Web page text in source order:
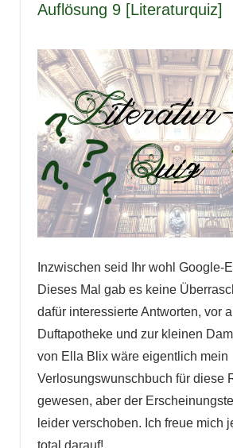
Auflösung 9 [Literaturquiz]
Inzwischen seid Ihr wohl Google-
Dieses Mal gab es keine
dafür interessierte Antworten, vor
Duftapotheke und zur kleinen
von Ella Blix wäre eigentlich mein
Verlosungswunschbuch für diese
gewesen, aber der
leider verschoben. Ich freue mich
total darauf!